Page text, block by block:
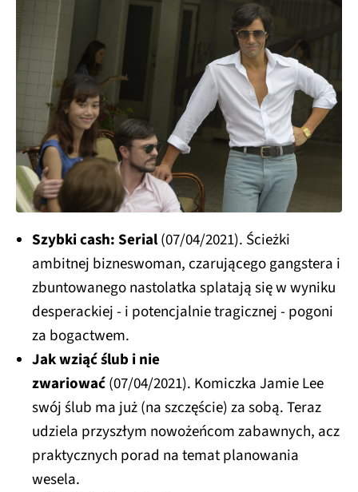
Szybki cash: Serial(07/04/2021). Ścieżki
ambitnej bizneswoman, czarującego gangstera i
zbuntowanego nastolatka splatają się w wyniku
desperackiej - i potencjalnie tragicznej - pogoni
za bogactwem.
Jak wziąć ślub i nie
zwariować(07/04/2021). Komiczka Jamie Lee
swój ślub ma już (na szczęście) za sobą. Teraz
udziela przyszłym nowożeńcom zabawnych, acz
praktycznych porad na temat planowania
wesela.